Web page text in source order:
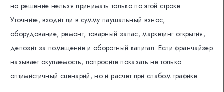
но решение нельзя принимать только по этой строке.
Уточните, входит ли в сумму паушальный взнос,
оборудование, ремонт, товарный запас, маркетинг открытия,
депозит за помещение и оборотный капитал. Если франчайзер
называет окупаемость, попросите показать не только
оптимистичный сценарий, но и расчет при слабом трафике.